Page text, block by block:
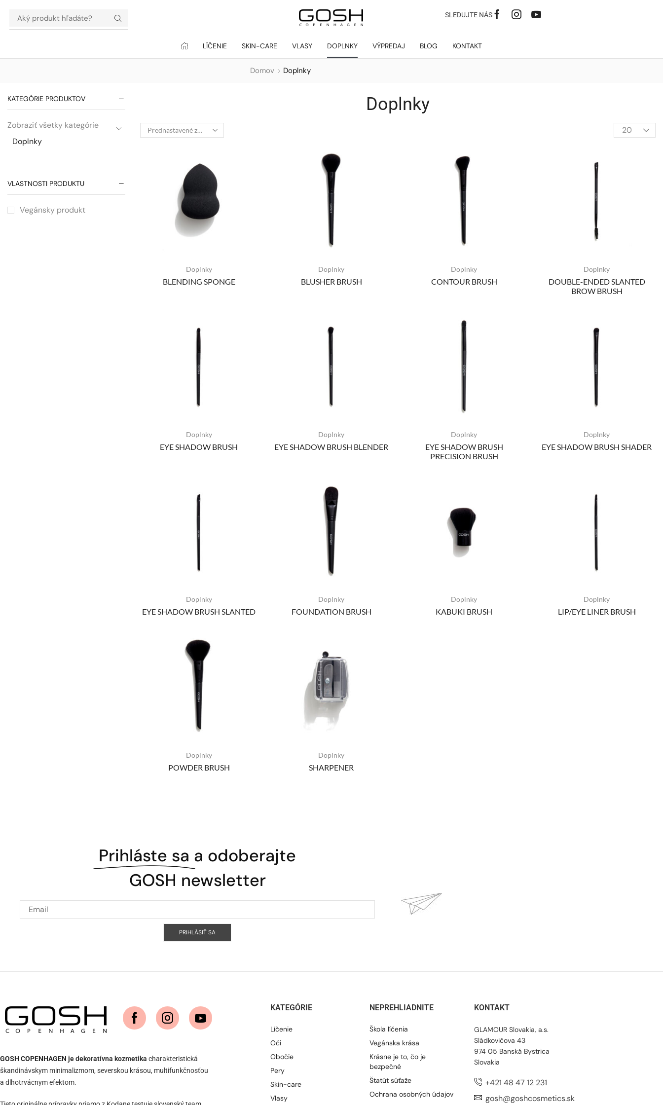
SLEDUJTE NÁS
LÍČENIE SKIN-CARE VLASY DOPLNKY VÝPREDAJ BLOG KONTAKT
Domov Doplnky
KATEGÓRIE PRODUKTOV
Zobraziť všetky kategórie
Doplnky
VLASTNOSTI PRODUKTU
Vegánsky produkt
Doplnky
Doplnky
BLENDING SPONGE
Doplnky
BLUSHER BRUSH
Doplnky
CONTOUR BRUSH
Doplnky
DOUBLE-ENDED SLANTED
BROW BRUSH
Doplnky
EYE SHADOW BRUSH
Doplnky
EYE SHADOW BRUSH BLENDER
Doplnky
EYE SHADOW BRUSH
PRECISION BRUSH
Doplnky
EYE SHADOW BRUSH SHADER
Doplnky
EYE SHADOW BRUSH SLANTED
Doplnky
FOUNDATION BRUSH
Doplnky
KABUKI BRUSH
Doplnky
LIP/EYE LINER BRUSH
Doplnky
POWDER BRUSH
Doplnky
SHARPENER
Prihláste sa a odoberajte
GOSH newsletter
PRIHLÁSIŤ SA
GOSH COPENHAGEN je dekoratívna kozmetika charakteristická
škandinávskym minimalizmom, severskou krásou, multifunkčnosťou
a dlhotrvácnym efektom.
KATEGÓRIE
Líčenie
Oči
Obočie
Pery
Skin-care
Vlasy
NEPREHLIADNITE
Škola líčenia
Vegánska krása
Krásne je to, čo je
bezpečné
Štatút súťaže
Ochrana osobných údajov
KONTAKT
GLAMOUR Slovakia, a.s.
Sládkovičova 43
974 05 Banská Bystrica
Slovakia
+421 48 47 12 231
gosh@goshcosmetics.sk